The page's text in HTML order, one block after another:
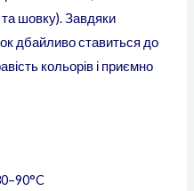
та шовку). Завдяки
дбайливо ставиться до
кольорів і приємно